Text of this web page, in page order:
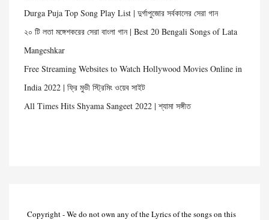
Durga Puja Top Song Play List | দুর্গাপুজোর সর্বকালের সেরা গান
২০ টি লতা মঙ্গেশকরের সেরা বাংলা গান | Best 20 Bengali Songs of Lata
Mangeshkar
Free Streaming Websites to Watch Hollywood Movies Online in
India 2022 | ফ্রি মুভী স্ট্রিমিং ওয়েব সাইট
All Times Hits Shyama Sangeet 2022 | শ্যামা সঙ্গীত
Copyright - We do not own any of the Lyrics of the songs on this